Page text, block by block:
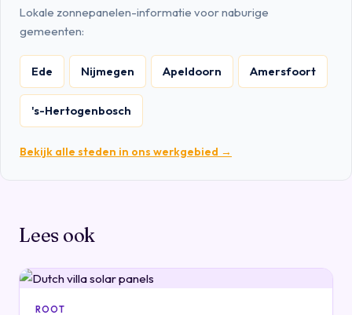
Lokale zonnepanelen-informatie voor naburige
gemeenten:
Ede Nijmegen Apeldoorn Amersfoort
's-Hertogenbosch
Bekijk alle steden in ons werkgebied →
Lees ook
ROOT